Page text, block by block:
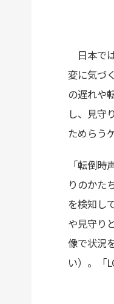
日本で
変に気づ
の遅れや
し、見守
ためらう
「転倒
りのかた
を検知し
や見守り
像で状況
い）。「